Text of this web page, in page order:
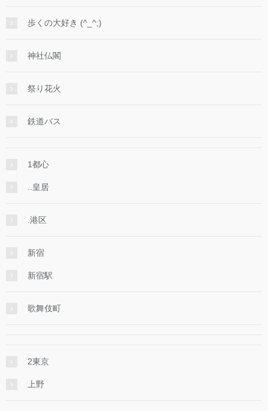
歩くの大好き (^_^;)
神社仏閣
祭り花火
鉄道バス
1都心
..皇居
.港区
新宿
新宿駅
歌舞伎町
2東京
上野